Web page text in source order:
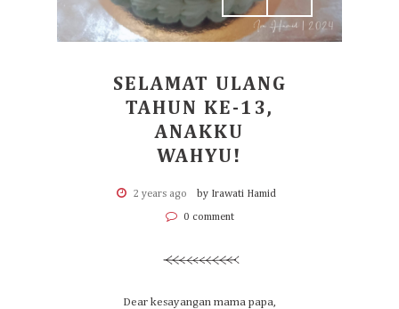
SELAMAT ULANG
TAHUN KE-13,
ANAKKU
WAHYU!
2 years ago by Irawati Hamid
0 comment
Dear kesayangan mama papa,